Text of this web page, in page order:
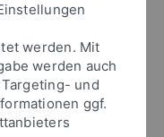
Passwort an um sich
werden. Mit
werden auch
und
ggf.